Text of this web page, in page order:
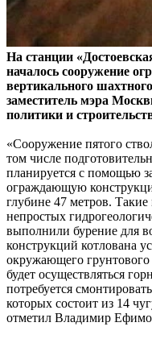
На станции
началось сооружение
вертикального
заместитель мэра
политики и
«Сооружение пятого
том числе
планируется с помощью
ограждающую
глубине 47 метров.
непростых
выполнили бурение для
конструкций котлована
окружающего грунтового
будет осуществляться
потребуется
которых состоит из 14
отметил Владимир